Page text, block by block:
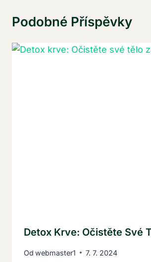
Podobné Příspěvky
Detox Krve: Očistěte Své
Od webmaster1 7. 7. 2024